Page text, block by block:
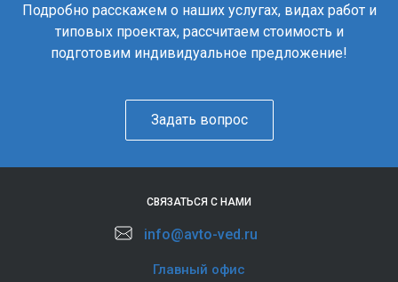
Подробно расскажем о наших услугах, видах работ и
типовых проектах, рассчитаем стоимость и
подготовим индивидуальное предложение!
Задать вопрос
СВЯЗАТЬСЯ С НАМИ
info@avto-ved.ru
Главный офис